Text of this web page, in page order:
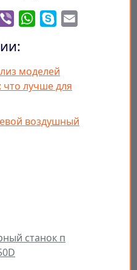
станок п
Telegram
Viber WhatsApp
Skype
моделей
лучше для
воздушный